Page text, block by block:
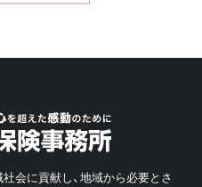
会に貢献し、地域から必要とさ